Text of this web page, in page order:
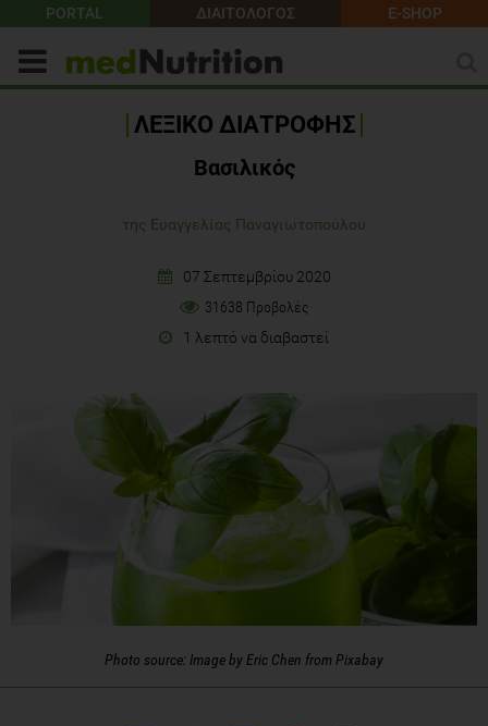
PORTAL ΔΙΑΙΤΟΛΟΓΟΣ E-SHOP
ΛΕΞΙΚΟ ΔΙΑΤΡΟΦΗΣ
Βασιλικός
της Ευαγγελίας Παναγιωτοπούλου
07 Σεπτεμβρίου 2020
31638 Προβολές
1 λεπτό να διαβαστεί
Photo source: Image by Eric Chen from Pixabay